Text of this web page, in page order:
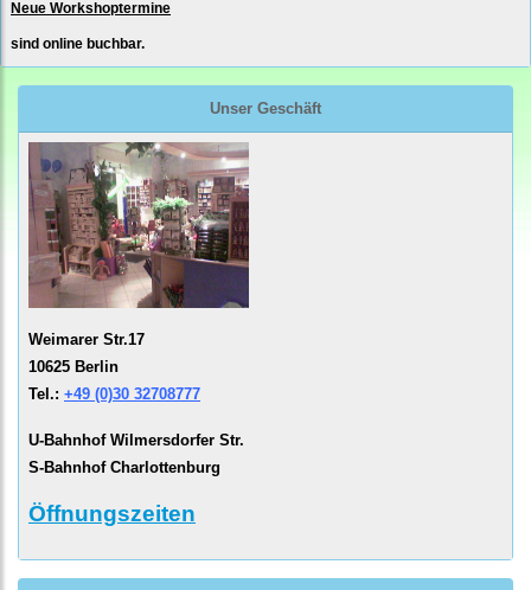
Neue Workshoptermine
sind online buchbar.
Unser Geschäft
Weimarer Str.17
10625 Berlin
Tel.: +49 (0)30 32708777
U-Bahnhof Wilmersdorfer Str.
S-Bahnhof Charlottenburg
Öffnungszeiten